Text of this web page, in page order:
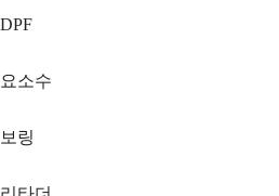
DPF
요소수
보링